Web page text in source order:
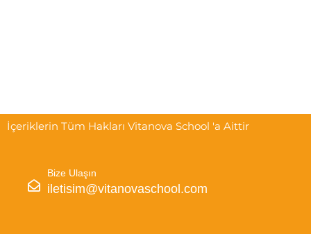
İçeriklerin Tüm Hakları Vitanova School 'a Aittir
Bize Ulaşın
iletisim@vitanovaschool.com